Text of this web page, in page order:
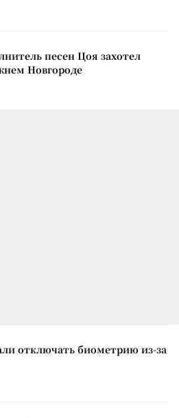
песен Цоя захотел
Новгороде
отключать биометрию из-за